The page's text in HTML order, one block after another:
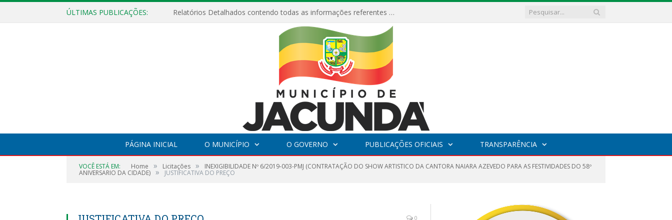
ÚLTIMAS PUBLICAÇÕES: Relatórios Detalhados contendo todas as informações referentes a execução de recursos destinados ao fomento de projetos culturais no Município de Jacundá entre os anos de 2022 ao presente ano de 2026.
PÁGINA INICIAL O MUNICÍPIO O GOVERNO PUBLICAÇÕES OFICIAIS TRANSPARÊNCIA
VOCÊ ESTÁ EM: Home » Licitações » INEXIGIBILIDADE Nº 6/2019-003-PMJ (CONTRATAÇÃO DO SHOW ARTISTICO DA CANTORA NAIARA AZEVEDO PARA AS FESTIVIDADES DO 58º
ANIVERSARIO DA CIDADE) » JUSTIFICATIVA DO PREÇO
0